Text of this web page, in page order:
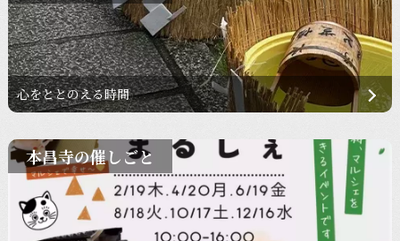
心をととのえる時間
本昌寺の催しごと